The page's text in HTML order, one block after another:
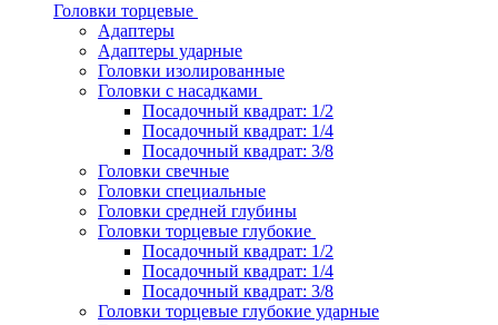
Головки торцевые
Адаптеры
Адаптеры ударные
Головки изолированные
Головки с насадками
Посадочный квадрат: 1/2
Посадочный квадрат: 1/4
Посадочный квадрат: 3/8
Головки свечные
Головки специальные
Головки средней глубины
Головки торцевые глубокие
Посадочный квадрат: 1/2
Посадочный квадрат: 1/4
Посадочный квадрат: 3/8
Головки торцевые глубокие ударные